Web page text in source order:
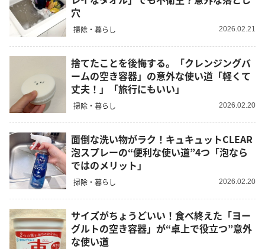
穴
掃除・暮らし 2026.02.21
捨てたことを後悔する。「クレンジングバ
ームの空き容器」の意外な使い道「軽くて
丈夫！」「旅行にもいい」
掃除・暮らし 2026.02.20
面倒な洗い物がラク！キュキュットCLEAR
泡スプレーの“便利な使い道”4つ「泡なら
ではのメリット」
掃除・暮らし 2026.02.20
サイズがちょうどいい！食べ終えた「ヨー
グルトの空き容器」が“卓上で役立つ”意外
な使い道